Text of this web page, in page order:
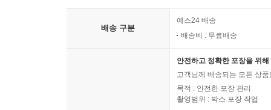
배송 구분
예스24 배송
배송비 : 무료배송
안전하고 정확한 포장을 위
고객님께 배송되는 모든 상
목적 : 안전한 포장 관리
촬영범위 : 박스 포장 작업